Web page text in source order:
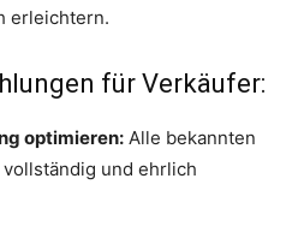
erleichtern.
für Verkäufer:
optimieren: Alle bekannten
und ehrlich